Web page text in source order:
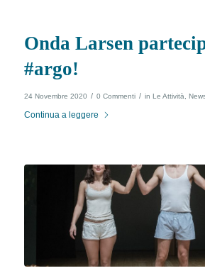
Onda Larsen
#argo!
24 Novembre 2020 / 0 Commenti / in Le Attività
Continua a leggere